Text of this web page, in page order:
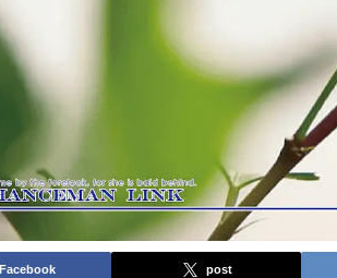
Facebook post